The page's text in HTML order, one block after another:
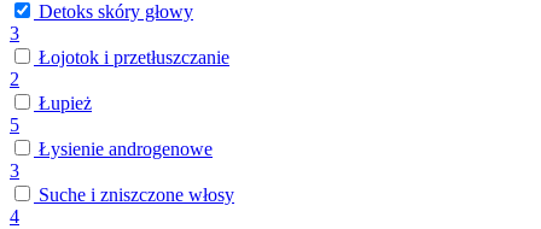
Detoks skóry głowy
3
Łojotok i przetłuszczanie
2
Łupież
5
Łysienie androgenowe
3
Suche i zniszczone włosy
4